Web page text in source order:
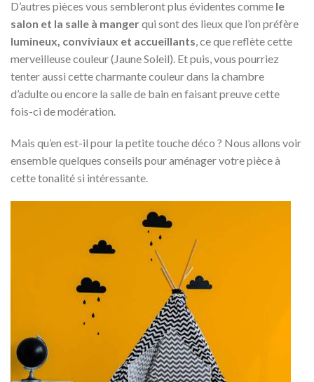
D’autres pièces vous sembleront plus évidentes comme le
salon et la salle à mangerqui sont des lieux que l’on préfère
lumineux, conviviaux et accueillants , ce que reflète cette
merveilleuse couleur (Jaune Soleil). Et puis, vous pourriez
tenter aussi cette charmante couleur dans la chambre
d’adulte ou encore la salle de bain en faisant preuve cette
fois-ci de modération.
Mais qu’en est-il pour la petite touche déco ? Nous allons voir
ensemble quelques conseils pour aménager votre pièce à
cette tonalité si intéressante.